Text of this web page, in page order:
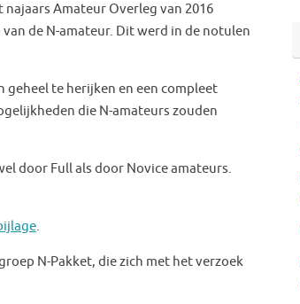
Amateur Overleg van 2016
de N-amateur. Dit werd in de notulen
geheel te herijken en een compleet
die N-amateurs zouden
door Full als door Novice amateurs.
.
N-Pakket, die zich met het verzoek